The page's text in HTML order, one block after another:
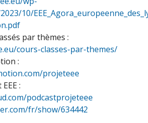
10/
par thèmes :
cours-classes-par-themes/
:
projeteee
:
podcastprojeteee
fr/show/634442